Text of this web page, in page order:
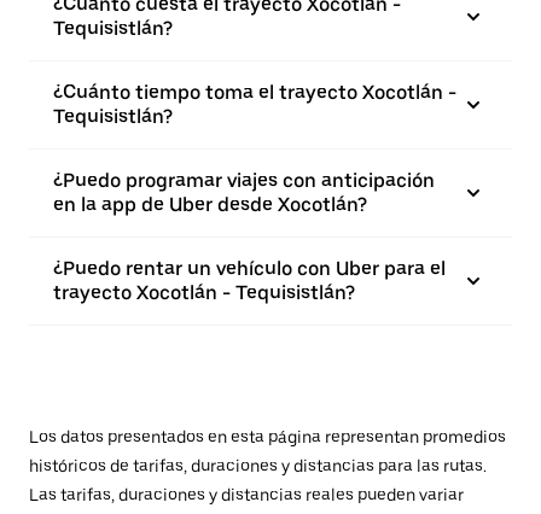
Tequisistlán?
¿Cuánto tiempo toma el trayecto Xocotlán -
Tequisistlán?
¿Puedo programar viajes con anticipación
en la app de Uber desde Xocotlán?
¿Puedo rentar un vehículo con Uber para el
trayecto Xocotlán - Tequisistlán?
Los datos presentados en esta página representan promedios
históricos de tarifas, duraciones y distancias para las rutas.
Las tarifas, duraciones y distancias reales pueden variar